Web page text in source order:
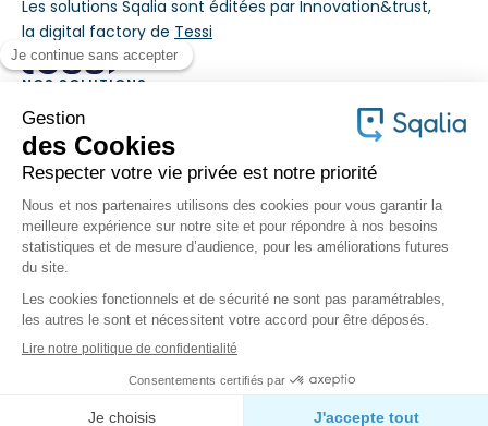
Les solutions Sqalia sont éditées par Innovation&trust,
la digital factory de Tessi
NOS SOLUTIONS
MÉTIERS
©Sqalia 2026 - Tous droits réservés
Gestion des données personnelles